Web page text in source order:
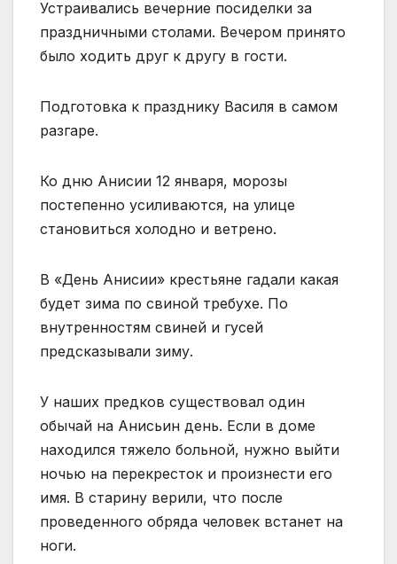
Устраивались вечерние посиделки за
праздничными столами. Вечером принято
было ходить друг к другу в гости.
Подготовка к празднику Василя в самом
разгаре.
Ко дню Анисии 12 января, морозы
постепенно усиливаются, на улице
становиться холодно и ветрено.
В «День Анисии» крестьяне гадали какая
будет зима по свиной требухе. По
внутренностям свиней и гусей
предсказывали зиму.
У наших предков существовал один
обычай на Анисьин день. Если в доме
находился тяжело больной, нужно выйти
ночью на перекресток и произнести его
имя. В старину верили, что после
проведенного обряда человек встанет на
ноги.